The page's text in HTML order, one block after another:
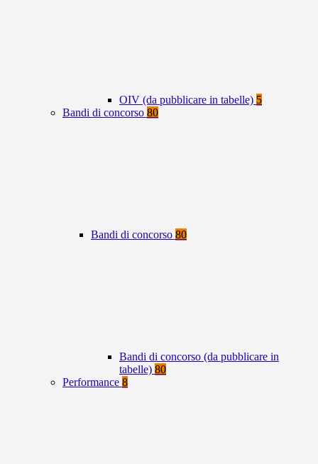
OIV (da pubblicare in tabelle) 5
Bandi di concorso 80
Bandi di concorso 80
Bandi di concorso (da pubblicare in
tabelle) 80
Performance 8